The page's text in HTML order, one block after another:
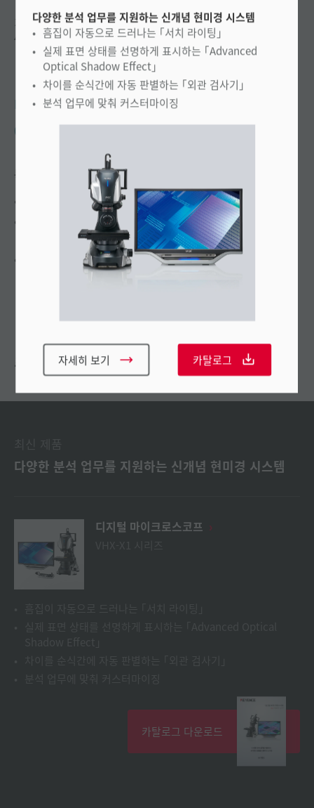
기존에 없던 고해상도 화상과 조작성으로 풀 체인지된 초고해상도
4K 마이크로스코프.
KEYENCE에 문의
031-789-4300
특징
미세한 차이도 더이상 놓치지 않는다.
초점 조정이나 배율 변경 등 모든 조작이 손끝에서
번거롭던 렌즈 교환 작업이 사라진다.
추천
다양한 분석 업무를 지원하는 신개념 현미경 시스템
디지털 마이크로스코프
카탈로그 다운로드
다양한 분석 업무를 지원하는 신개념 현미경 시스템
흠집이 자동으로 드러나는 ｢서치 라이팅｣
실제 표면 상태를 선명하게 표시하는 ｢Advanced
Optical Shadow Effect｣
차이를 순식간에 자동 판별하는 ｢외관 검사기｣
분석 업무에 맞춰 커스터마이징
자세히 보기 카탈로그